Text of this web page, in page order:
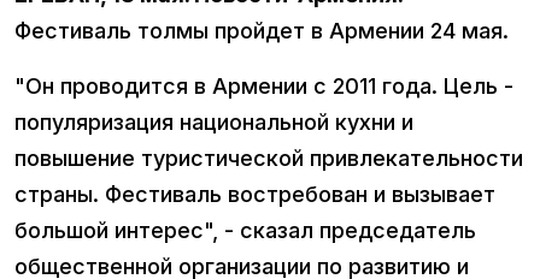
Фестиваль толмы пройдет в Армении 24 мая.
"Он проводится в Армении с 2011 года. Цель -
популяризация национальной кухни и
повышение туристической привлекательности
страны. Фестиваль востребован и вызывает
большой интерес", - сказал председатель
общественной организации по развитию и